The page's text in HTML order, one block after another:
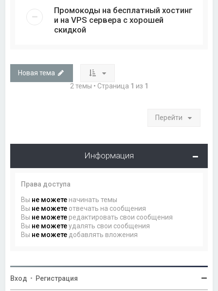
Промокоды на бесплатный хостинг
и на VPS сервера с хорошей
скидкой
Новая тема
2 темы • Страница 1 из 1
Перейти
Информация
Права доступа
Вы не можете начинать темы
Вы не можете отвечать на сообщения
Вы не можете редактировать свои сообщения
Вы не можетеудалять свои сообщения
Вы не можете добавлять вложения
Вход • Регистрация